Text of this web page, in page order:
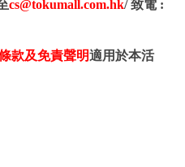
cs@tokumall.com.hk/ 致電 :
款及免責聲明適用於本活